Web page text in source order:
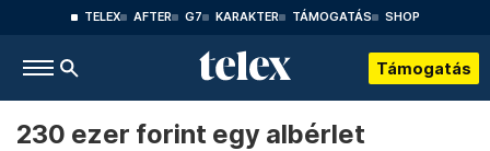
TELEX AFTER G7 KARAKTER TÁMOGATÁS SHOP
Támogatás
230 ezer forint egy albérlet